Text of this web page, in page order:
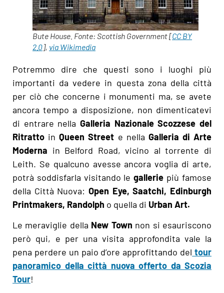
Bute House. Fonte: Scottish Government [CC BY
2.0], via Wikimedia
Potremmo dire che questi sono i luoghi più
importanti da vedere in questa zona della città
per ciò che concerne i monumenti ma, se avete
ancora tempo a disposizione, non dimenticatevi
di entrare nella Galleria Nazionale Scozzese del
Ritratto in Queen Street e nella Galleria di Arte
Moderna in Belford Road, vicino al torrente di
Leith. Se qualcuno avesse ancora voglia di arte,
potrà soddisfarla visitando le gallerie più famose
della Città Nuova: Open Eye, Saatchi, Edinburgh
Printmakers, Randolph o quella di Urban Art.
Le meraviglie della New Town non si esauriscono
però qui, e per una visita approfondita vale la
pena perdere un paio d’ore approfittando del tour
panoramico della città nuova offerto da Scozia
Tour!